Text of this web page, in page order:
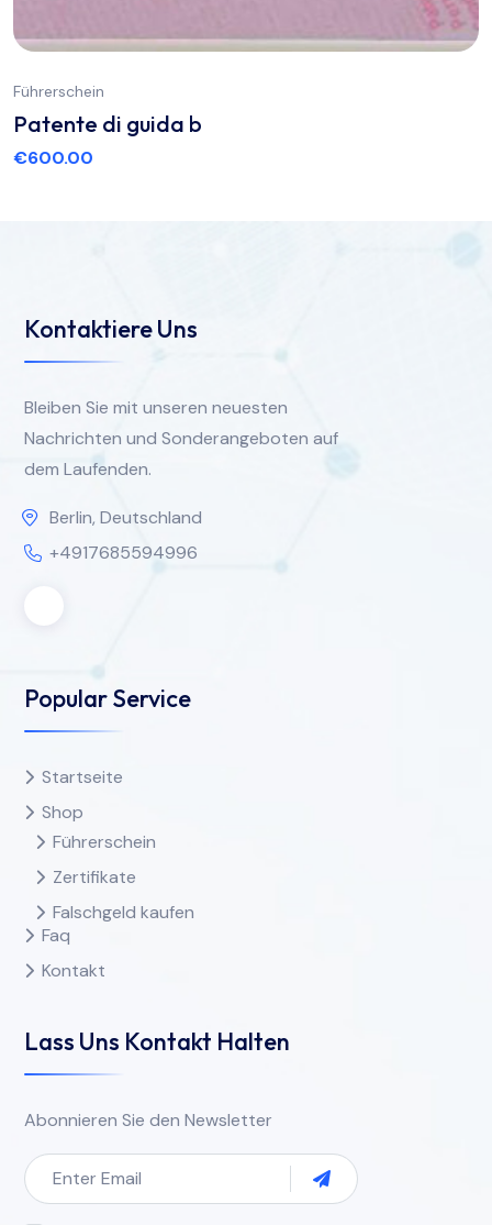
Führerschein
Patente di guida b
€600.00
Kontaktiere Uns
Bleiben Sie mit unseren neuesten
Nachrichten und Sonderangeboten auf
dem Laufenden.
Berlin, Deutschland
+4917685594996
Popular Service
Startseite
Shop
Führerschein
Zertifikate
Falschgeld kaufen
Faq
Kontakt
Lass Uns Kontakt Halten
Abonnieren Sie den Newsletter